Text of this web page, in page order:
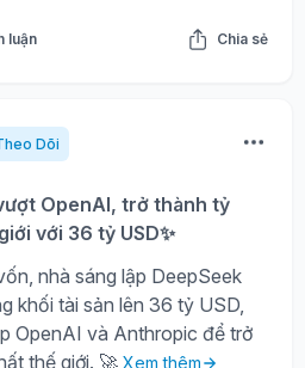
luận Chia sẻ
Dõi
OpenAI, trở thành tỷ
với 36 tỷ USD✨
nhà sáng lập DeepSeek
khối tài sản lên 36 tỷ USD,
OpenAI và Anthropic để trở
thế giới. 🚀 Xem thêm